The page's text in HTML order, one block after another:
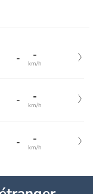
- -
km/h
- -
km/h
- -
km/h